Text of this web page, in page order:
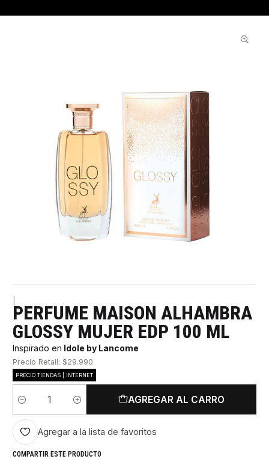
PERFUME MAISON ALHAMBRA
GLOSSY MUJER EDP 100 ML
Inspirado en Idole by Lancome
Precio Retail: $29.990
PRECIO TIENDAS | INTERNET
Cantidad
AGREGAR AL CARRO
Agregar a la lista de favoritos
COMPARTIR ESTE PRODUCTO